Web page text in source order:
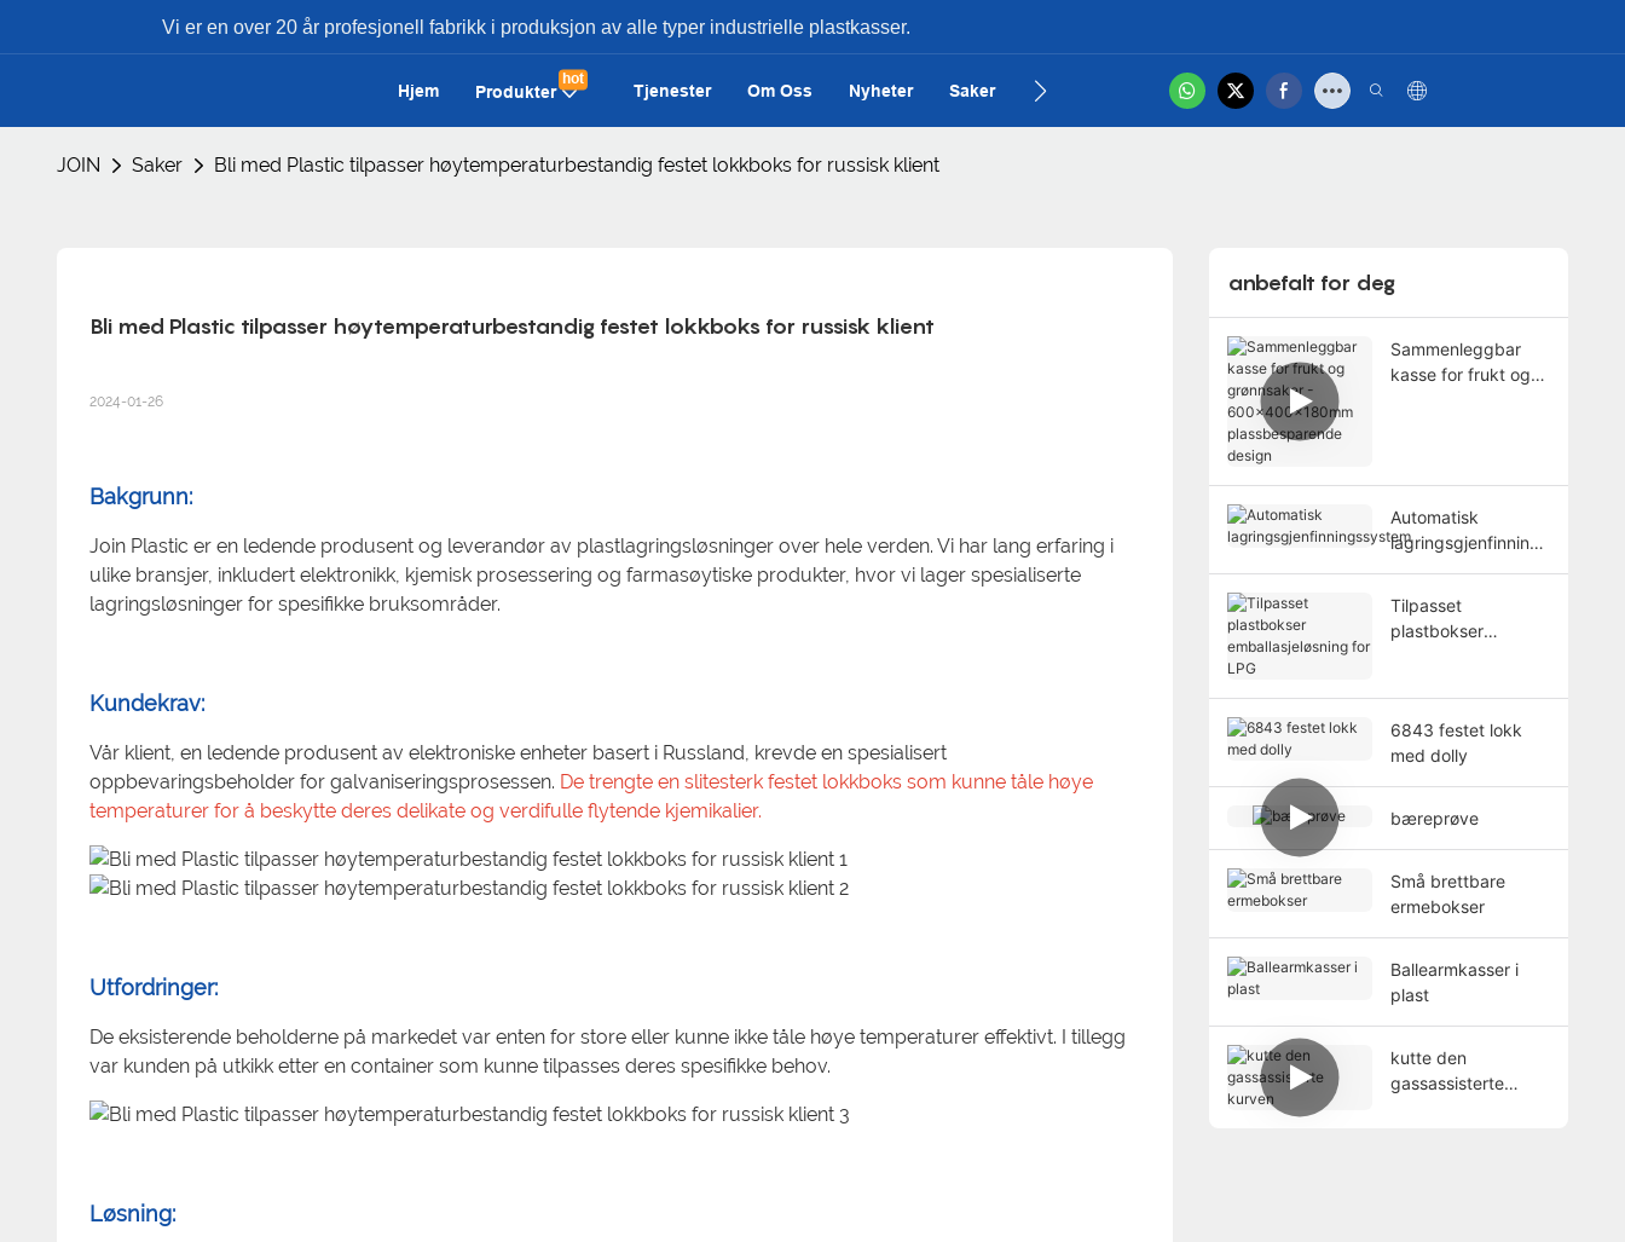
Vi er en over 20 år profesjonell fabrikk i produksjon av alle typer industrielle plastkasser.
Hjem Produkter
hot
Tjenester Om Oss Nyheter Saker Kontakt Oss Produktvideo
hot
JOIN Saker Bli med Plastic tilpasser høytemperaturbestandig festet lokkboks for russisk klient
Bli med Plastic tilpasser høytemperaturbestandig festet lokkboks for russisk klient
2024-01-26
Bakgrunn:
Join Plastic er en ledende produsent og leverandør av plastlagringsløsninger over hele verden. Vi har lang erfaring i
ulike bransjer, inkludert elektronikk, kjemisk prosessering og farmasøytiske produkter, hvor vi lager spesialiserte
lagringsløsninger for spesifikke bruksområder.
Kundekrav:
Vår klient, en ledende produsent av elektroniske enheter basert i Russland, krevde en spesialisert
oppbevaringsbeholder for galvaniseringsprosessen. De trengte en slitesterk festet lokkboks som kunne tåle høye
temperaturer for å beskytte deres delikate og verdifulle flytende kjemikalier.
Utfordringer:
De eksisterende beholderne på markedet var enten for store eller kunne ikke tåle høye temperaturer effektivt. I tillegg
var kunden på utkikk etter en container som kunne tilpasses deres spesifikke behov.
Løsning:
anbefalt for deg
Sammenleggbar
kasse for frukt og
Automatisk
lagringsgjenfinnings
Tilpasset
plastbokser
6843 festet lokk
med dolly
bæreprøve
Små brettbare
ermebokser
Ballearmkasser i
plast
kutte den
gassassisterte